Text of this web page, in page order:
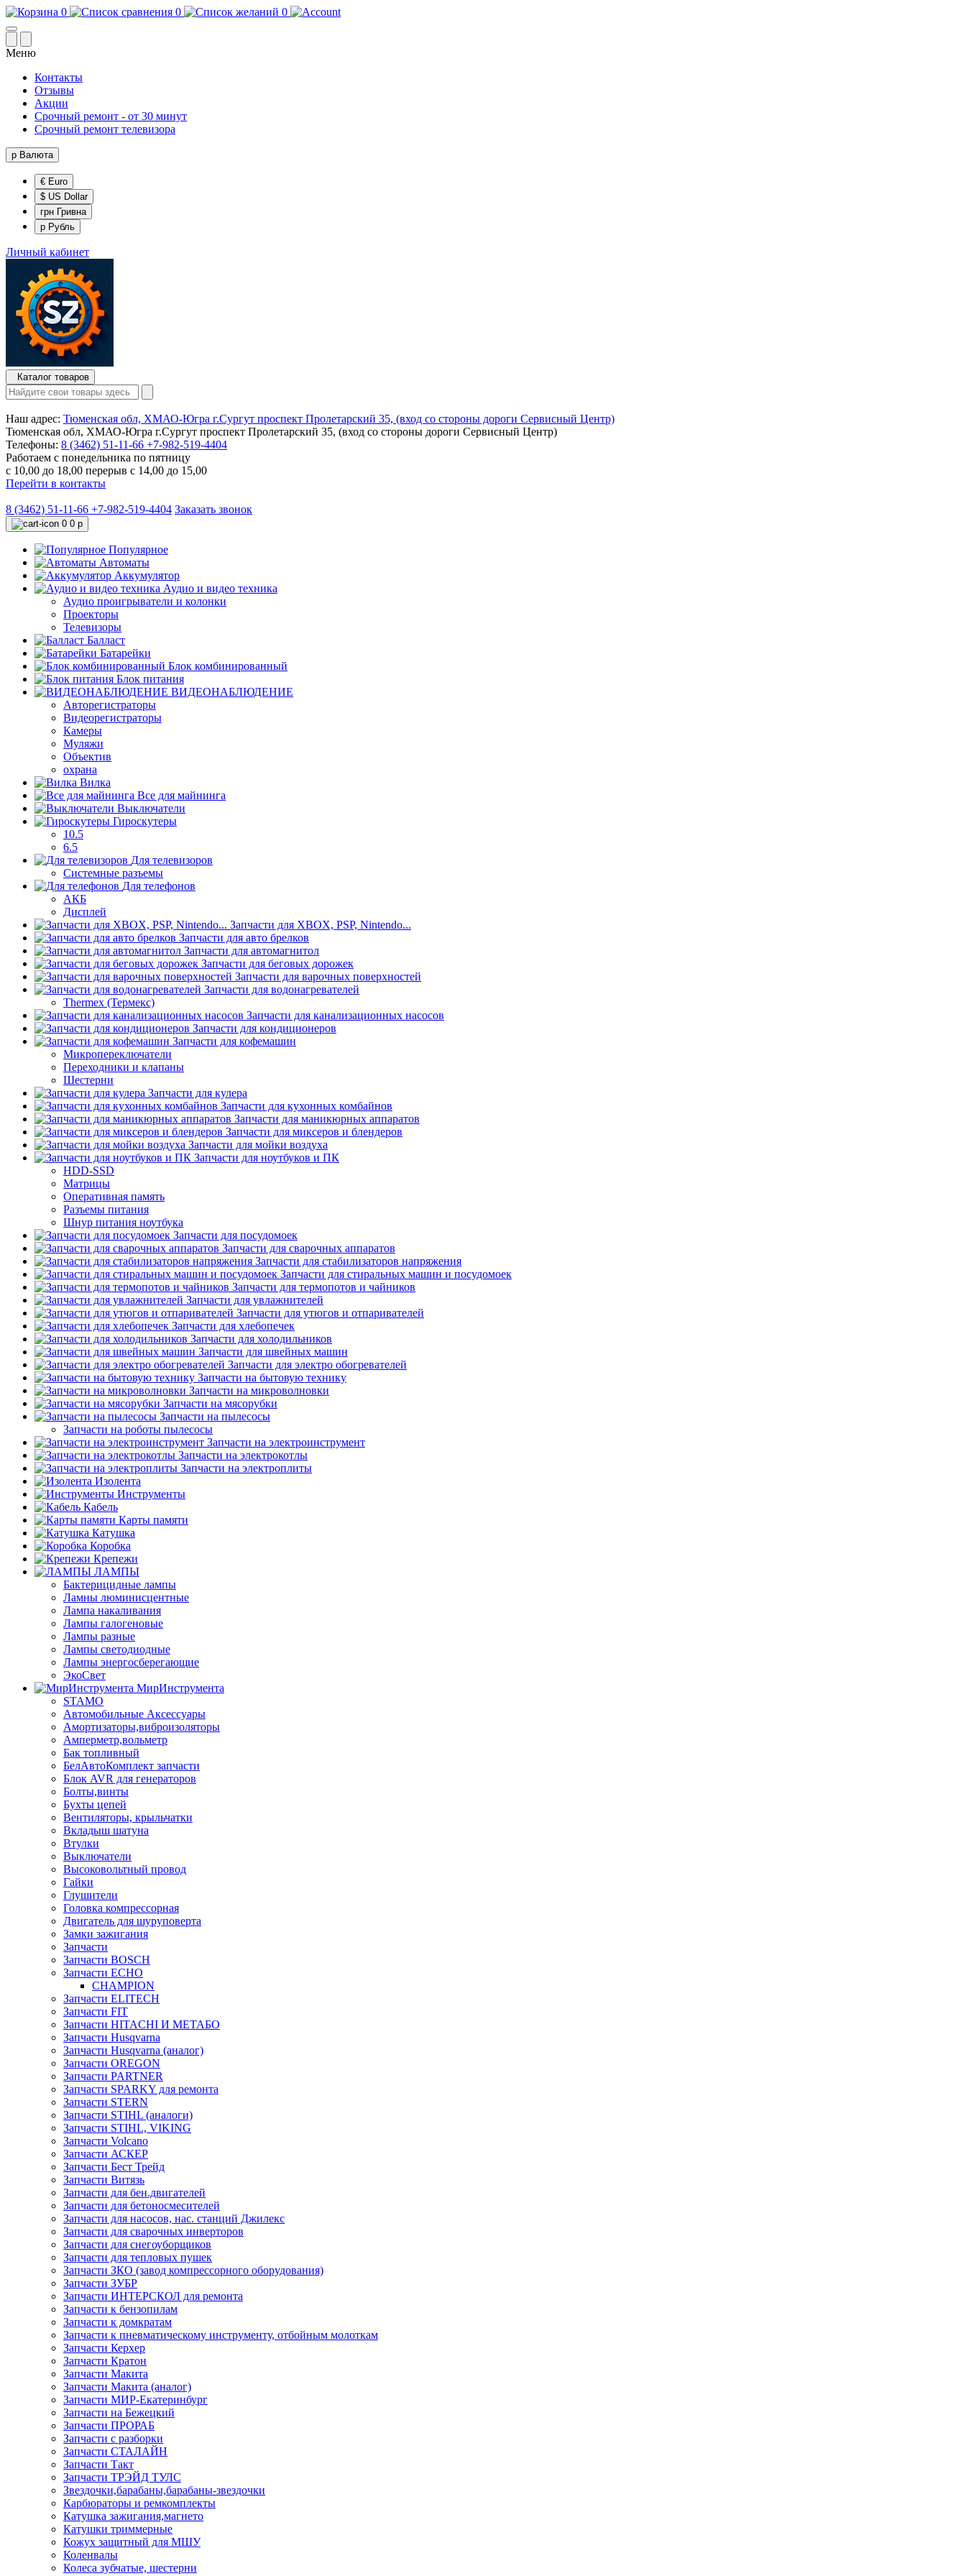
0 0 0
Меню
Контакты
Отзывы
Акции
Срочный ремонт - от 30 минут
Срочный ремонт телевизора
р Валюта
€ Euro
$ US Dollar
грн Гривна
р Рубль
Личный кабинет
Каталог товаров
Наш адрес: Тюменская обл, ХМАО-Югра г.Сургут проспект Пролетарский 35, (вход со стороны дороги Сервисный Центр)
Тюменская обл, ХМАО-Югра г.Сургут проспект Пролетарский 35, (вход со стороны дороги Сервисный Центр)
Телефоны: 8 (3462) 51-11-66 +7-982-519-4404
Работаем с понедельника по пятницу
с 10,00 до 18,00 перерыв с 14,00 до 15,00
Перейти в контакты
8 (3462) 51-11-66 +7-982-519-4404 Заказать звонок
0 0 р
Популярное
Автоматы
Аккумулятор
Аудио и видео техника
Аудио проигрыватели и колонки
Проекторы
Телевизоры
Балласт
Батарейки
Блок комбинированный
Блок питания
ВИДЕОНАБЛЮДЕНИЕ
Авторегистраторы
Видеорегистраторы
Камеры
Муляжи
Объектив
охрана
Вилка
Все для майнинга
Выключатели
Гироскутеры
10.5
6.5
Для телевизоров
Системные разъемы
Для телефонов
АКБ
Дисплей
Запчасти для XBOX, PSP, Nintendo...
Запчасти для авто брелков
Запчасти для автомагнитол
Запчасти для беговых дорожек
Запчасти для варочных поверхностей
Запчасти для водонагревателей
Thermex (Термекс)
Запчасти для канализационных насосов
Запчасти для кондиционеров
Запчасти для кофемашин
Микропереключатели
Переходники и клапаны
Шестерни
Запчасти для кулера
Запчасти для кухонных комбайнов
Запчасти для маникюрных аппаратов
Запчасти для миксеров и блендеров
Запчасти для мойки воздуха
Запчасти для ноутбуков и ПК
HDD-SSD
Матрицы
Оперативная память
Разъемы питания
Шнур питания ноутбука
Запчасти для посудомоек
Запчасти для сварочных аппаратов
Запчасти для стабилизаторов напряжения
Запчасти для стиральных машин и посудомоек
Запчасти для термопотов и чайников
Запчасти для увлажнителей
Запчасти для утюгов и отпаривателей
Запчасти для хлебопечек
Запчасти для холодильников
Запчасти для швейных машин
Запчасти для электро обогревателей
Запчасти на бытовую технику
Запчасти на микроволновки
Запчасти на мясорубки
Запчасти на пылесосы
Запчасти на роботы пылесосы
Запчасти на электроинструмент
Запчасти на электрокотлы
Запчасти на электроплиты
Изолента
Инструменты
Кабель
Карты памяти
Катушка
Коробка
Крепежи
ЛАМПЫ
Бактерицидные лампы
Ламны люминисцентные
Лампа накаливания
Лампы галогеновые
Лампы разные
Лампы светодиодные
Лампы энергосберегающие
ЭкоСвет
МирИнструмента
STAMO
Автомобильные Аксессуары
Амортизаторы,виброизоляторы
Амперметр,вольметр
Бак топливный
БелАвтоКомплект запчасти
Блок AVR для генераторов
Болты,винты
Бухты цепей
Вентиляторы, крыльчатки
Вкладыш шатуна
Втулки
Выключатели
Высоковольтный провод
Гайки
Глушители
Головка компрессорная
Двигатель для шуруповерта
Замки зажигания
Запчасти
Запчасти BOSCH
Запчасти ECHO
CHAMPION
Запчасти ELITECH
Запчасти FIT
Запчасти HITACHI И МЕТАБО
Запчасти Husqvarna
Запчасти Husqvarna (аналог)
Запчасти OREGON
Запчасти PARTNER
Запчасти SPARKY для ремонта
Запчасти STERN
Запчасти STIHL (аналоги)
Запчасти STIHL, VIKING
Запчасти Volcano
Запчасти АСКЕР
Запчасти Бест Трейд
Запчасти Витязь
Запчасти для бен.двигателей
Запчасти для бетоносмесителей
Запчасти для насосов, нас. станций Джилекс
Запчасти для сварочных инверторов
Запчасти для снегоуборщиков
Запчасти для тепловых пушек
Запчасти ЗКО (завод компрессорного оборудования)
Запчасти ЗУБР
Запчасти ИНТЕРСКОЛ для ремонта
Запчасти к бензопилам
Запчасти к домкратам
Запчасти к пневматическому инструменту, отбойным молоткам
Запчасти Керхер
Запчасти Кратон
Запчасти Макита
Запчасти Макита (аналог)
Запчасти МИР-Екатеринбург
Запчасти на Бежецкий
Запчасти ПРОРАБ
Запчасти с разборки
Запчасти СТАЛАЙН
Запчасти Такт
Запчасти ТРЭЙД ТУЛС
Звездочки,барабаны,барабаны-звездочки
Карбюраторы и ремкомплекты
Катушка зажигания,магнето
Катушки триммерные
Кожух защитный для МШУ
Коленвалы
Колеса зубчатые, шестерни